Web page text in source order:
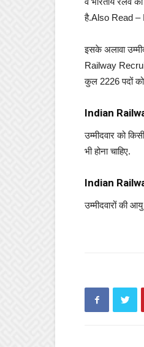
है.Also Read –
इसके अलावा
Railway
कुल 2226 पदों को
Indian
उम्मीदवार को
भी होना चाहिए.
Indian
उम्मीदवारों की